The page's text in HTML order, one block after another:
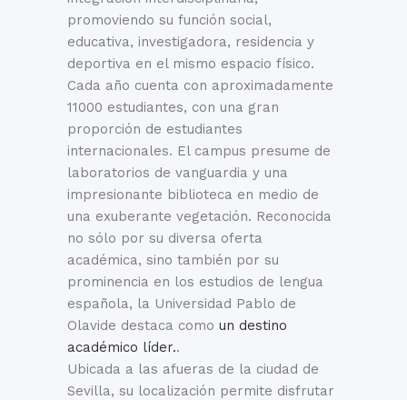
andaluz. En sus
jardines podrás
pasear por sus
patios, fuentes y
estanques, rodeados
de flores y naranjos
–el árbol cuyo
nombre se ha
de La Guerra de las
Galaxias se
decidieron a
trasladarse hasta
Sevilla para grabar
escenas de su
película.
promoviendo su función social,
educativa, investigadora, residencia y
deportiva en el mismo espacio físico.
Cada año cuenta con aproximadamente
11000 estudiantes, con una gran
proporción de estudiantes
internacionales. El campus presume de
laboratorios de vanguardia y una
impresionante biblioteca en medio de
una exuberante vegetación. Reconocida
no sólo por su diversa oferta
académica, sino también por su
prominencia en los estudios de lengua
española, la Universidad Pablo de
Olavide destaca como un destino
académico líder..
Ubicada a las afueras de la ciudad de
Sevilla, su localización permite disfrutar